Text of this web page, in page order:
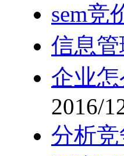
sem竞
信息
企业
2016/
分析